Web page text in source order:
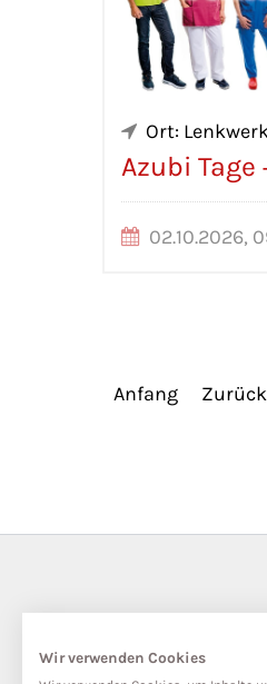
Ort:
Azubi Tage
02.10.2026,
Anfang Zurück
Wir verwenden Cookies